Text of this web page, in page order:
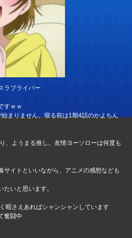
ラブライバー
すｗｗ
まりません。寝る前は1期4話のかよちん
、ようまる推し。友情ヨーソローは何度も
サイトといいながら、アニメの感想なども
いと思います。
暇さえあればシャンシャンしています
奮闘中